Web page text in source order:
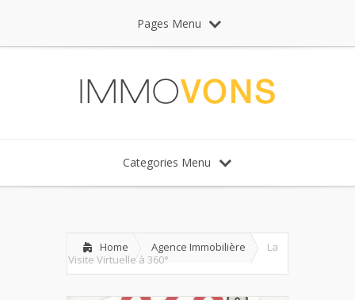
Pages Menu
Categories Menu
Home Agence Immobilière
La
Visite Virtuelle à 360°